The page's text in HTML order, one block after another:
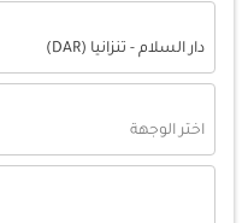
دار السلام - تنزانيا (DAR)
اختر الوجهة